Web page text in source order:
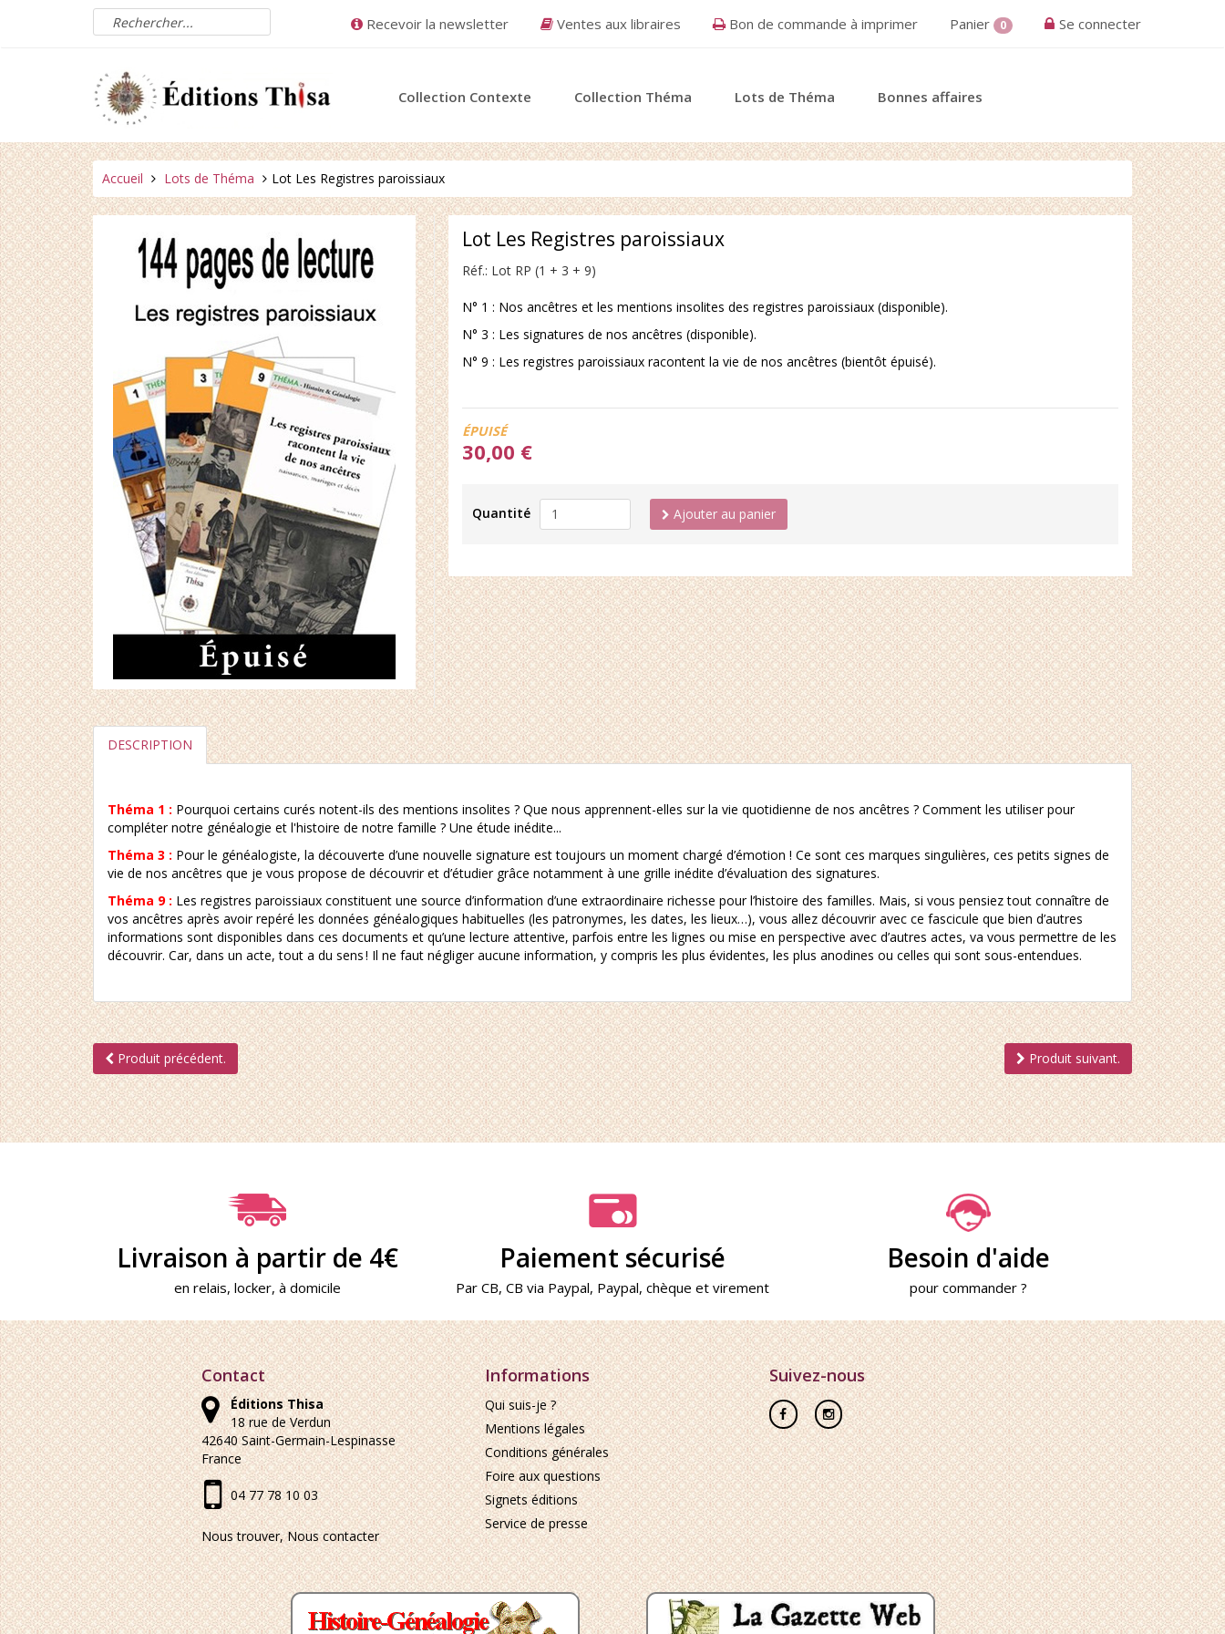
Rechercher
un
Se connecter
Panier 0
Bon de commande à imprimer
Ventes aux libraires
Recevoir la newsletter
Collection Contexte Collection Théma Lots de Théma Bonnes affaires
Vous
êtes
ici :
Accueil Lots de Théma Lot Les Registres paroissiaux
Lot Les Registres paroissiaux
Réf.: Lot RP (1 + 3 + 9)
N° 1 : Nos ancêtres et les mentions insolites des registres paroissiaux (disponible).
N° 3 : Les signatures de nos ancêtres (disponible).
N° 9 : Les registres paroissiaux racontent la vie de nos ancêtres (bientôt épuisé).
Disponibilité:
ÉPUISÉ
30,00 €
Quantité Ajouter au panier
DESCRIPTION
Théma 1 : Pourquoi certains curés notent-ils des mentions insolites ? Que nous apprennent-elles sur la vie quotidienne de nos ancêtres ? Comment les utiliser pour
compléter notre généalogie et l'histoire de notre famille ? Une étude inédite...
Théma 3 : Pour le généalogiste, la découverte d’une nouvelle signature est toujours un moment chargé d’émotion ! Ce sont ces marques singulières, ces petits signes de
vie de nos ancêtres que je vous propose de découvrir et d’étudier grâce notamment à une grille inédite d’évaluation des signatures.
Théma 9 : Les registres paroissiaux constituent une source d’information d’une extraordinaire richesse pour l’histoire des familles. Mais, si vous pensiez tout connaître de
vos ancêtres après avoir repéré les données généalogiques habituelles (les patronymes, les dates, les lieux…), vous allez découvrir avec ce fascicule que bien d’autres
informations sont disponibles dans ces documents et qu’une lecture attentive, parfois entre les lignes ou mise en perspective avec d’autres actes, va vous permettre de les
découvrir. Car, dans un acte, tout a du sens ! Il ne faut négliger aucune information, y compris les plus évidentes, les plus anodines ou celles qui sont sous-entendues.
Produit précédent. Produit suivant.
Livraison à partir de 4€
en relais, locker, à domicile
Paiement sécurisé
Par CB, CB via Paypal, Paypal, chèque et virement
Besoin d'aide
pour commander ?
Contact
Éditions Thisa
18 rue de Verdun
42640 Saint-Germain-Lespinasse
France
04 77 78 10 03
Nous trouver, Nous contacter
Informations
Qui suis-je ?
Mentions légales
Conditions générales
Foire aux questions
Signets éditions
Service de presse
Suivez-nous